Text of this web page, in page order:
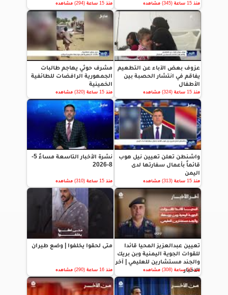
منذ 15 ساعة (345) مشاهده منذ 15 ساعة (294) مشاهده
عزوف بعض الآباء عن التطعيم
يفاقم في انتشار الحصبة بين
الأطفال
منذ 15 ساعة (324) مشاهده
مشرف حوثي يهاجم طالبات
الجمهورية الرافضات للطائفية
الخمينية
منذ 15 ساعة (320) مشاهده
واشنطن تعلن تعيين نيل هوب
قائماً بأعمال سفارتها لدى
اليمن
منذ 15 ساعة (313) مشاهده
نشرة الأخبار التاسعة مساءً 5-
8-2026
منذ 15 ساعة (310) مشاهده
تعيين عبدالعزيز المحيا قائدا
للقوات الجوية اليمنية وبن بريك
والجند مستشارين للعليمي | آخر
الاخبار
منذ 16 ساعة (308) مشاهده
متى لحقوا يخلفوا | وضع طيران
منذ 16 ساعة (290) مشاهده